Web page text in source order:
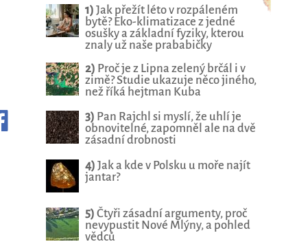
1) Jak přežít léto v rozpáleném
bytě? Eko-klimatizace z jedné
osušky a základní fyziky, kterou
znaly už naše prababičky
2) Proč je z Lipna zelený brčál i v
zimě? Studie ukazuje něco jiného,
než říká hejtman Kuba
3) Pan Rajchl si myslí, že uhlí je
obnovitelné, zapomněl ale na dvě
zásadní drobnosti
4) Jak a kde v Polsku u moře najít
jantar?
5) Čtyři zásadní argumenty, proč
nevypustit Nové Mlýny, a pohled
vědců